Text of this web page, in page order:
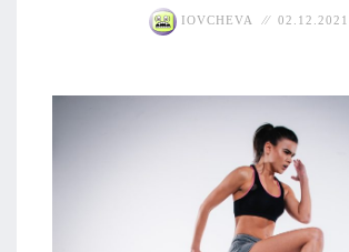
IOVCHEVA 02.12.2021